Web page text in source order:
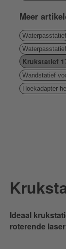
Meer
Waterpasstatief
Krukstatief
Wandstatief
Hoekadapter
Ideaal
roterende